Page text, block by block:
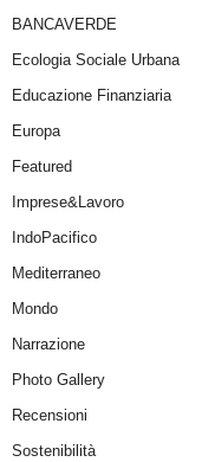
BANCAVERDE
Ecologia Sociale Urbana
Educazione Finanziaria
Europa
Featured
Imprese&Lavoro
IndoPacifico
Mediterraneo
Mondo
Narrazione
Photo Gallery
Recensioni
Sostenibilità